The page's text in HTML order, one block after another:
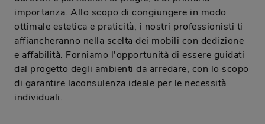
importanza. Allo scopo di congiungere in modo
ottimale estetica e praticità, i nostri professionisti ti
affiancheranno nella scelta dei mobili con dedizione
e affabilità. Forniamo l'opportunità di essere guidati
dal progetto degli ambienti da arredare, con lo scopo
di garantire laconsulenza ideale per le necessità
individuali.